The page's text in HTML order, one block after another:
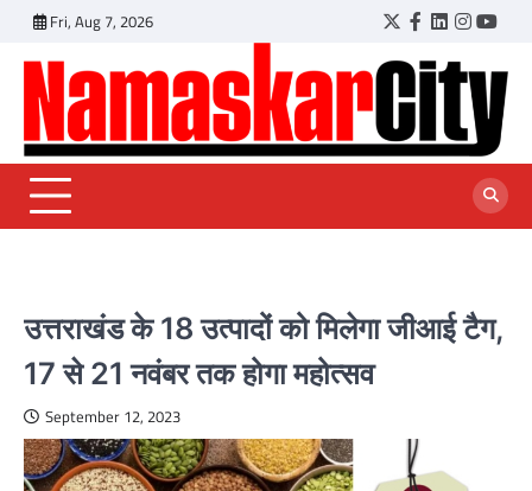
content
Fri, Aug 7, 2026 Twitter
Facebook
LinkedIn
उत्तराखंड के 18 उत्पादों को मिलेगा जीआई टैग,
17 से 21 नवंबर तक होगा महोत्सव
September 12, 2023